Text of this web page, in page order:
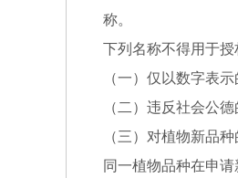
称。
下列名称不得用于授
（一）仅以数字表示
（二）违反社会公德
（三）对植物新品
同一植物品种在申